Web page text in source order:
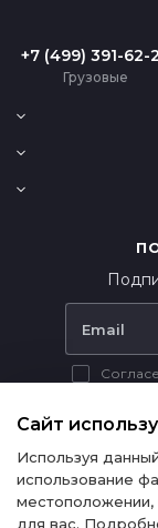
+7 (499) 391-62-
Грузовые
информационный
публичной офертой в
Сайт
Используя
использование
для вас.